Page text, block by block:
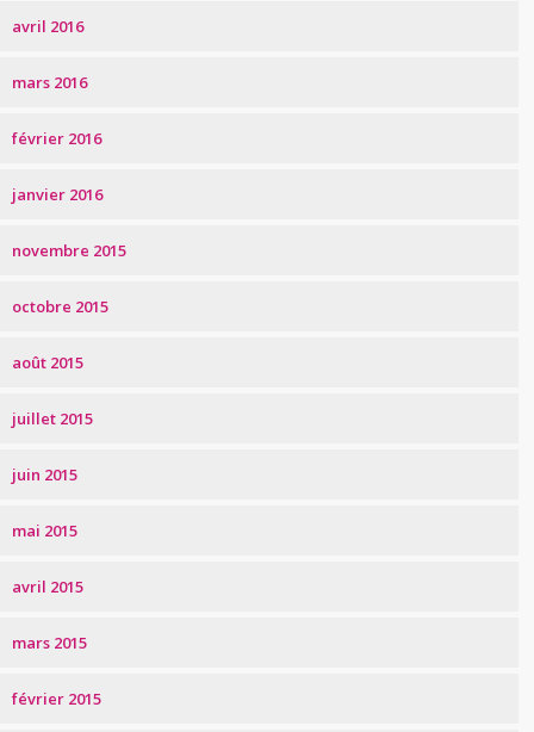
avril 2016
mars 2016
février 2016
janvier 2016
novembre 2015
octobre 2015
août 2015
juillet 2015
juin 2015
mai 2015
avril 2015
mars 2015
février 2015